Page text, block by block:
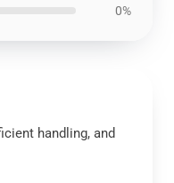
0%
handling, and